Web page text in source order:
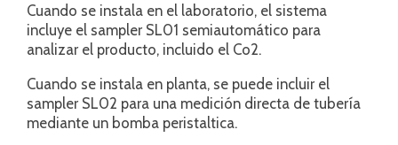
Cuando se instala en el laboratorio, el sistema
incluye el sampler SL01 semiautomático para
analizar el producto, incluido el Co2.
Cuando se instala en planta, se puede incluir el
sampler SL02 para una medición directa de tubería
mediante un bomba peristaltica.